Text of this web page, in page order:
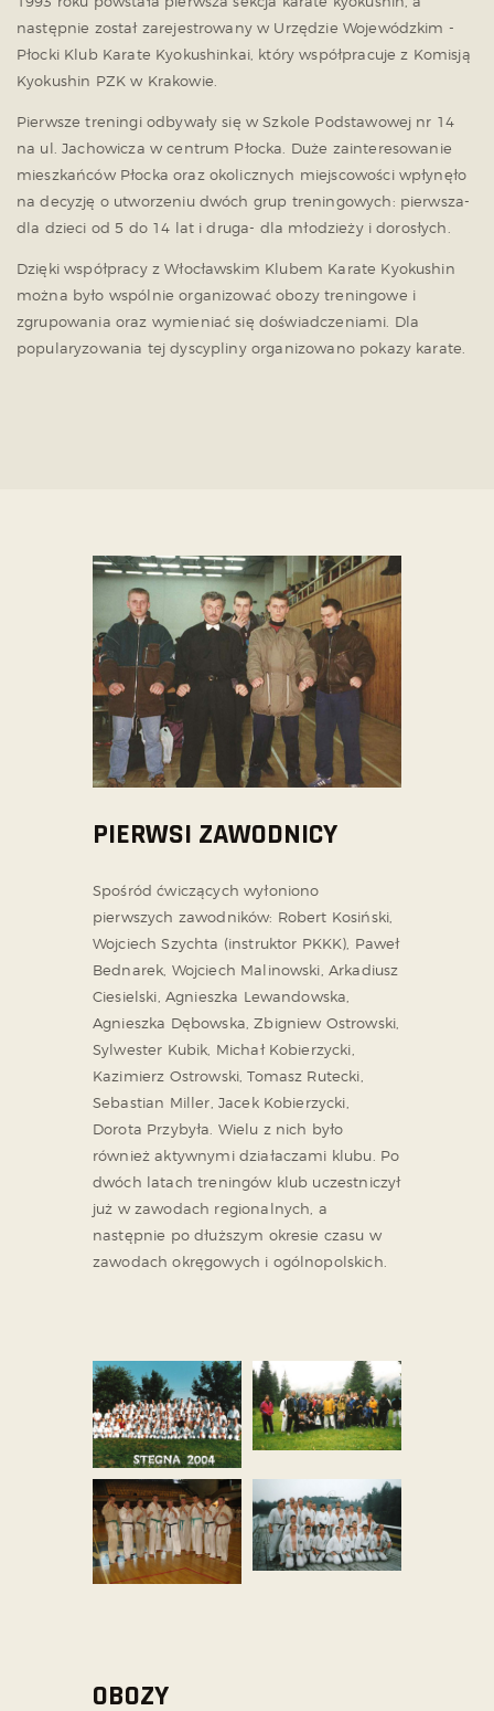
następnie został zarejestrowany w Urzędzie Wojewódzkim -
Płocki Klub Karate Kyokushinkai, który współpracuje z Komisją
Kyokushin PZK w Krakowie.
Pierwsze treningi odbywały się w Szkole Podstawowej nr 14
na ul. Jachowicza w centrum Płocka. Duże zainteresowanie
mieszkańców Płocka oraz okolicznych miejscowości wpłynęło
na decyzję o utworzeniu dwóch grup treningowych: pierwsza-
dla dzieci od 5 do 14 lat i druga- dla młodzieży i dorosłych.
Dzięki współpracy z Włocławskim Klubem Karate Kyokushin
można było wspólnie organizować obozy treningowe i
zgrupowania oraz wymieniać się doświadczeniami. Dla
popularyzowania tej dyscypliny organizowano pokazy karate.
PIERWSI ZAWODNICY
Spośród ćwiczących wyłoniono
pierwszych zawodników: Robert Kosiński,
Wojciech Szychta (instruktor PKKK), Paweł
Bednarek, Wojciech Malinowski, Arkadiusz
Ciesielski, Agnieszka Lewandowska,
Agnieszka Dębowska, Zbigniew Ostrowski,
Sylwester Kubik, Michał Kobierzycki,
Kazimierz Ostrowski, Tomasz Rutecki,
Sebastian Miller, Jacek Kobierzycki,
Dorota Przybyła. Wielu z nich było
również aktywnymi działaczami klubu. Po
dwóch latach treningów klub uczestniczył
już w zawodach regionalnych, a
następnie po dłuższym okresie czasu w
zawodach okręgowych i ogólnopolskich.
OBOZY